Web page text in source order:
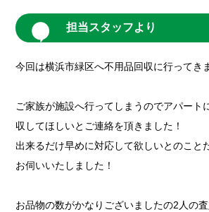
担当スタッフより
今回は横浜市緑区へ不用品回収に行ってき
ご家族が施設へ行ってしまうのでアパート
収してほしいとご連絡を頂きました！
出来るだけ早めに対応して欲しいとのこと
お伺いいたしました！
お品物の数がかなりございましたの2人の